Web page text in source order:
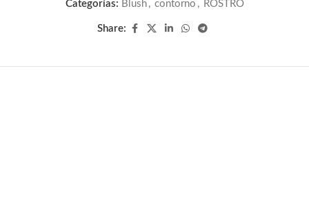
Categorías: Blush , contorno , ROSTRO
Share: